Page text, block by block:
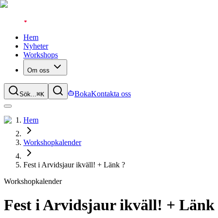
Hem
Nyheter
Workshops
Om oss
Sök...⌘K BokaKontakta oss
Hem
Workshopkalender
Fest i Arvidsjaur ikväll! + Länk ?
Workshopkalender
Fest i Arvidsjaur ikväll! + Länk